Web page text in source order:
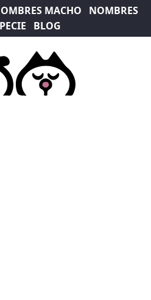
MACHO
NOMBRES
BLOG